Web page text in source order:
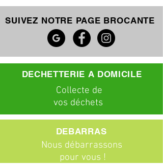
SUIVEZ NOTRE PAGE BROCANTE
DECHETTERIE A DOMICILE
Collecte de
vos déchets
DEBARRAS
Nous débarrassons
pour vous !